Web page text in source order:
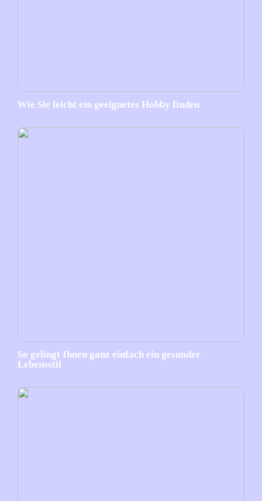
Wie Sie leicht ein geeignetes Hobby finden
So gelingt Ihnen ganz einfach ein gesunder
Lebensstil